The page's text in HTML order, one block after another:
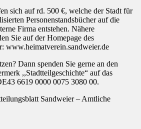
sich auf rd. 500 €, welche der Stadt für
Personenstandsbücher auf die
Firma entstehen. Nähere
Sie auf der Homepage des
www.heimatverein.sandweier.de
Dann spenden Sie gerne an den
,,Stadtteilgeschichte“ auf das
6619 0000 0075 3080 00.
Sandweier – Amtliche